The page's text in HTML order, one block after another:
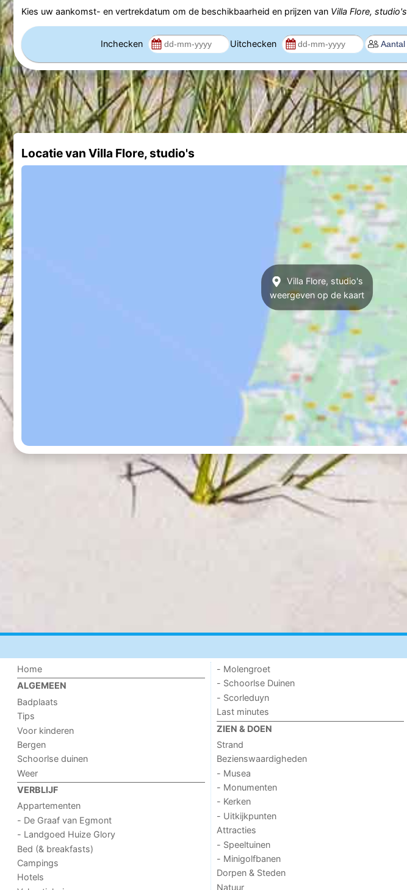
Kies uw aankomst- en vertrekdatum om de beschikbaarheid en prijzen van Villa Flore, studio's
Inchecken Uitchecken
Locatie van Villa Flore, studio's
Villa Flore, studio's
weergeven op de kaart
Home
ALGEMEEN
Badplaats
Tips
Voor kinderen
Bergen
Schoorlse duinen
Weer
VERBLIJF
Appartementen
- De Graaf van Egmont
- Landgoed Huize Glory
Bed (& breakfasts)
Campings
Hotels
- Molengroet
- Schoorlse Duinen
- Scorleduyn
Last minutes
ZIEN & DOEN
Strand
Bezienswaardigheden
- Musea
- Monumenten
- Kerken
- Uitkijkpunten
Attracties
- Speeltuinen
- Minigolfbanen
Dorpen & Steden
Natuur